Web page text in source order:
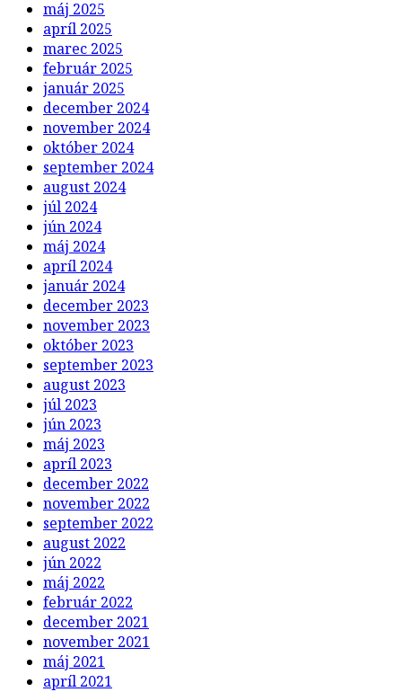
máj 2025
apríl 2025
marec 2025
február 2025
január 2025
december 2024
november 2024
október 2024
september 2024
august 2024
júl 2024
jún 2024
máj 2024
apríl 2024
január 2024
december 2023
november 2023
október 2023
september 2023
august 2023
júl 2023
jún 2023
máj 2023
apríl 2023
december 2022
november 2022
september 2022
august 2022
jún 2022
máj 2022
február 2022
december 2021
november 2021
máj 2021
apríl 2021